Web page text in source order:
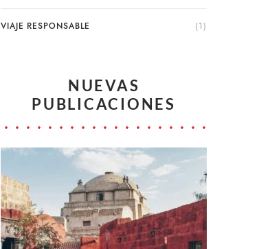
VIAJE RESPONSABLE (1)
NUEVAS
PUBLICACIONES